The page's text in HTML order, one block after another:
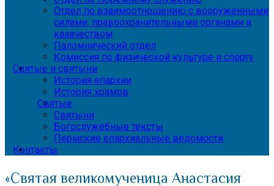
Отдел по взаимоотношению с вооруженными
силами, правоохранительными органами и
казачеством
Паломнический отдел
Комиссия по физической культуре и спорту
Святые и святыни
История епархии
История храмов
Святые
Святыни
Богослужебные тексты
Пермские епархиальные ведомости
Контакты
«Святая великомученица Анастасия